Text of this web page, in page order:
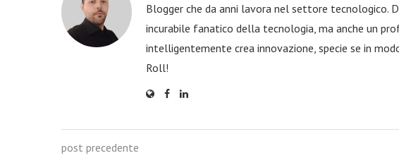
Blogger che da anni lavora nel settore tecnologico.
incurabile fanatico della tecnologia, ma anche un
intelligentemente crea innovazione, specie se in
Roll!
post precedente